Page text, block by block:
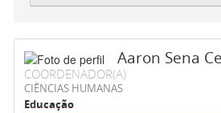
Aaron Sena
COORDENADOR(A)
CIÊNCIAS HUMANAS
Educação